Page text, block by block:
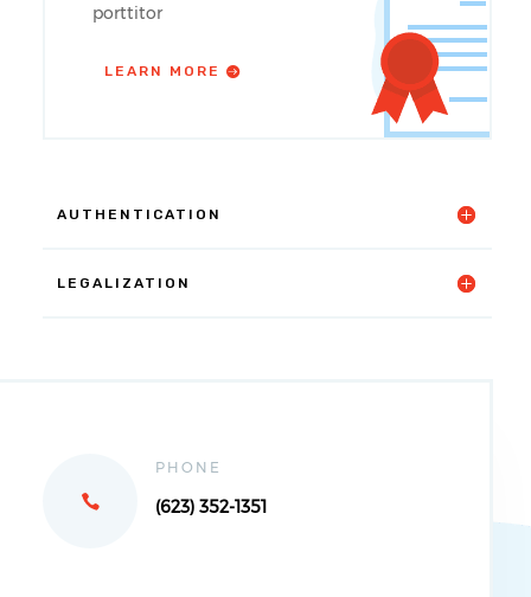
porttitor
LEARN MORE
AUTHENTICATION
LEGALIZATION
PHONE
(623) 352-1351